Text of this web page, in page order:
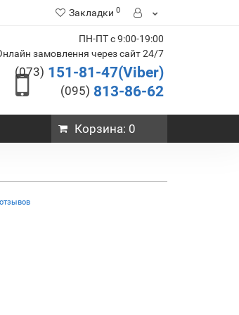
Закладки 0
ПН-ПТ с 9:00-19:00
замовлення через сайт 24/7
(073) 151-81-47(Viber)
(095) 813-86-62
Корзина: 0